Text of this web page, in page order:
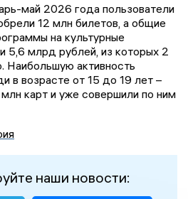
май 2026 года пользователи
12 млн билетов, а общие
на культурные
5,6 млрд рублей, из которых 2
Наибольшую активность
в возрасте от 15 до 19 лет –
карт и уже совершили по ним
наши новости: